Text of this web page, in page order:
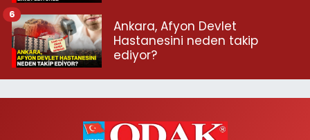
Ankara, Afyon Devlet
Hastanesini neden takip
ediyor?
6